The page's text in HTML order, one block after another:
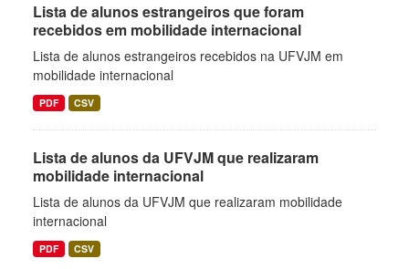
Lista de alunos estrangeiros que foram
recebidos em mobilidade internacional
Lista de alunos estrangeiros recebidos na UFVJM em
mobilidade internacional
PDF CSV
Lista de alunos da UFVJM que realizaram
mobilidade internacional
Lista de alunos da UFVJM que realizaram mobilidade
internacional
PDF CSV